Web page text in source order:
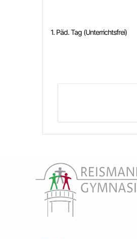
1. Päd. Tag (Unterrichtsfrei)